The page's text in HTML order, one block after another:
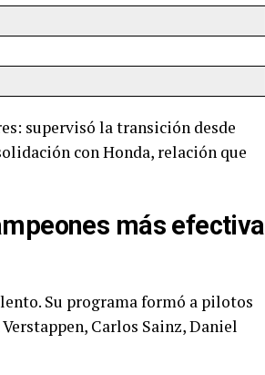
supervisó la transición desde
con Honda, relación que
más efectiva
Su programa formó a pilotos
Carlos Sainz, Daniel